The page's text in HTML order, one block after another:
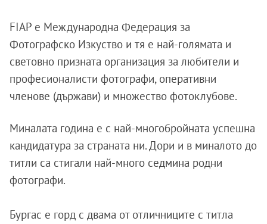
FIAP е Международна Федерация за
Фотографско Изкуство и тя е най-голямата и
световно призната организация за любители и
професионалисти фотографи, оперативни
членове (държави) и множество фотоклубове.
Миналата година е с най-многобройната успешна
кандидатура за страната ни. Дори и в миналото до
титли са стигали най-много седмина родни
фотографи.
Бургас е горд с двама от отличниците с титла